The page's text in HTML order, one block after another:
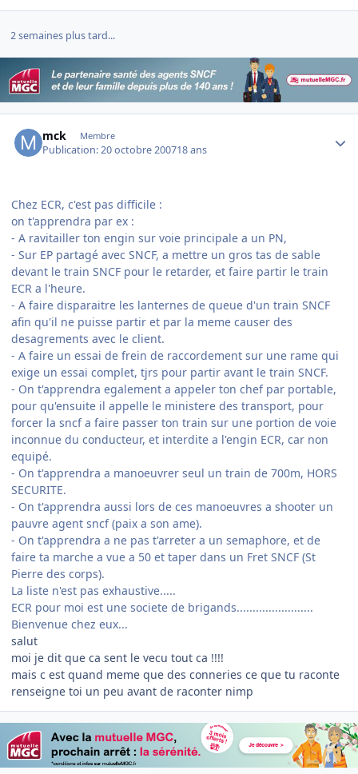
2 semaines plus tard...
mck Membre
Publication:20 octobre 200718 ans
Chez ECR, c'est pas difficile :
on t'apprendra par ex :
- A ravitailler ton engin sur voie principale a un PN,
- Sur EP partagé avec SNCF, a mettre un gros tas de sable
devant le train SNCF pour le retarder, et faire partir le train
ECR a l'heure.
- A faire disparaitre les lanternes de queue d'un train SNCF
afin qu'il ne puisse partir et par la meme causer des
desagrements avec le client.
- A faire un essai de frein de raccordement sur une rame qui
exige un essai complet, tjrs pour partir avant le train SNCF.
- On t'apprendra egalement a appeler ton chef par portable,
pour qu'ensuite il appelle le ministere des transport, pour
forcer la sncf a faire passer ton train sur une portion de voie
inconnue du conducteur, et interdite a l'engin ECR, car non
equipé.
- On t'apprendra a manoeuvrer seul un train de 700m, HORS
SECURITE.
- On t'apprendra aussi lors de ces manoeuvres a shooter un
pauvre agent sncf (paix a son ame).
- On t'apprendra a ne pas t'arreter a un semaphore, et de
faire ta marche a vue a 50 et taper dans un Fret SNCF (St
Pierre des corps).
La liste n'est pas exhaustive.....
ECR pour moi est une societe de brigands........................
Bienvenue chez eux...
salut
moi je dit que ca sent le vecu tout ca !!!!
mais c est quand meme que des conneries ce que tu raconte
renseigne toi un peu avant de raconter nimp